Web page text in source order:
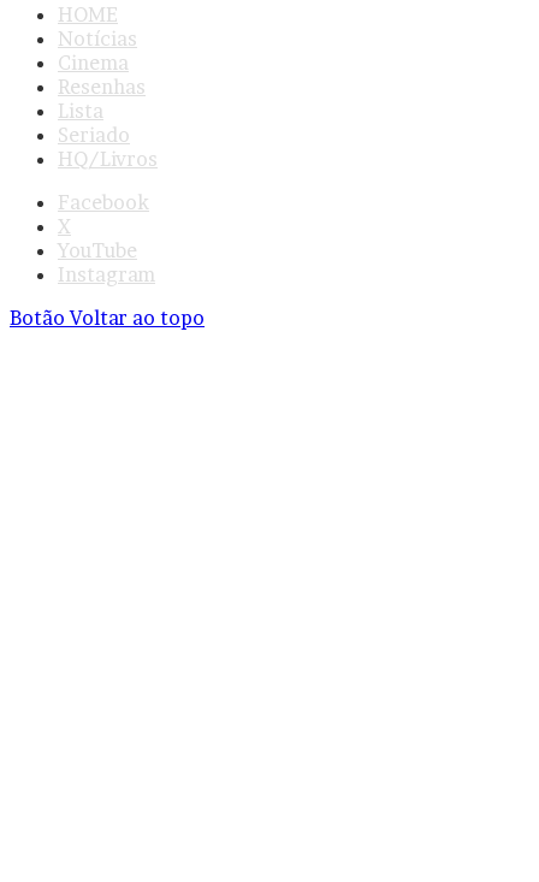
HOME
Notícias
Cinema
Resenhas
Lista
Seriado
HQ/Livros
Facebook
X
YouTube
Instagram
Botão Voltar ao topo